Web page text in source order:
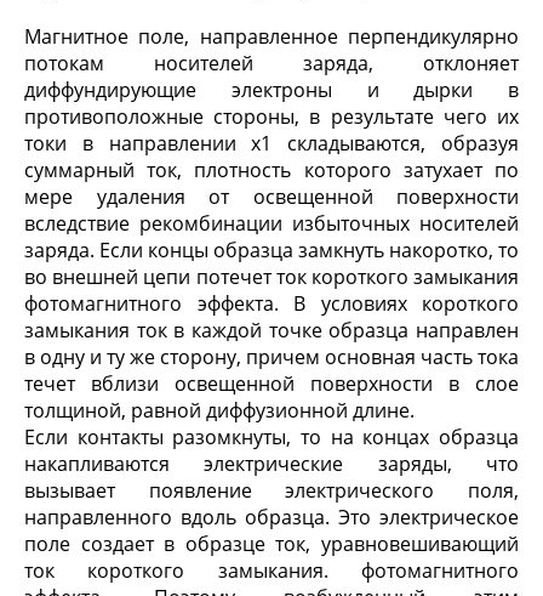
Магнитное поле, направленное перпендикулярно
потокам носителей заряда, отклоняет
диффундирующие электроны и дырки в
противоположные стороны, в результате чего их
токи в направлении x1 складываются, образуя
суммарный ток, плотность которого затухает по
мере удаления от освещенной поверхности
вследствие рекомбинации избыточных носителей
заряда. Если концы образца замкнуть накоротко, то
во внешней цепи потечет ток короткого замыкания
фотомагнитного эффекта. В условиях короткого
замыкания ток в каждой точке образца направлен
в одну и ту же сторону, причем основная часть тока
течет вблизи освещенной поверхности в слое
толщиной, равной диффузионной длине.
Если контакты разомкнуты, то на концах образца
накапливаются электрические заряды, что
вызывает появление электрического поля,
направленного вдоль образца. Это электрическое
поле создает в образце ток, уравновешивающий
ток короткого замыкания. фотомагнитного